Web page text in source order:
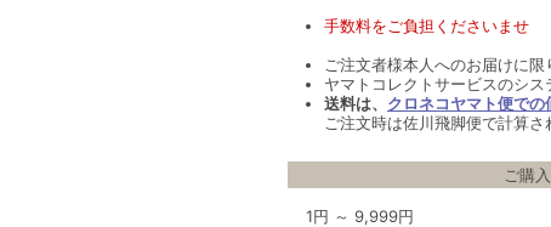
手数料をご負担くださいませ
ご注文者様本人へのお届けに限
ヤマトコレクトサービスのシス
送料は、 クロネコヤマト便での
ご注文時は佐川飛脚便で計算
ご購
1円 ～ 9,999円